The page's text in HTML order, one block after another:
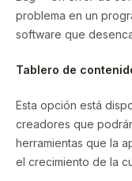
problema en un
software que
Tablero de
Esta opción está
creadores que
herramientas que la
el crecimiento de la